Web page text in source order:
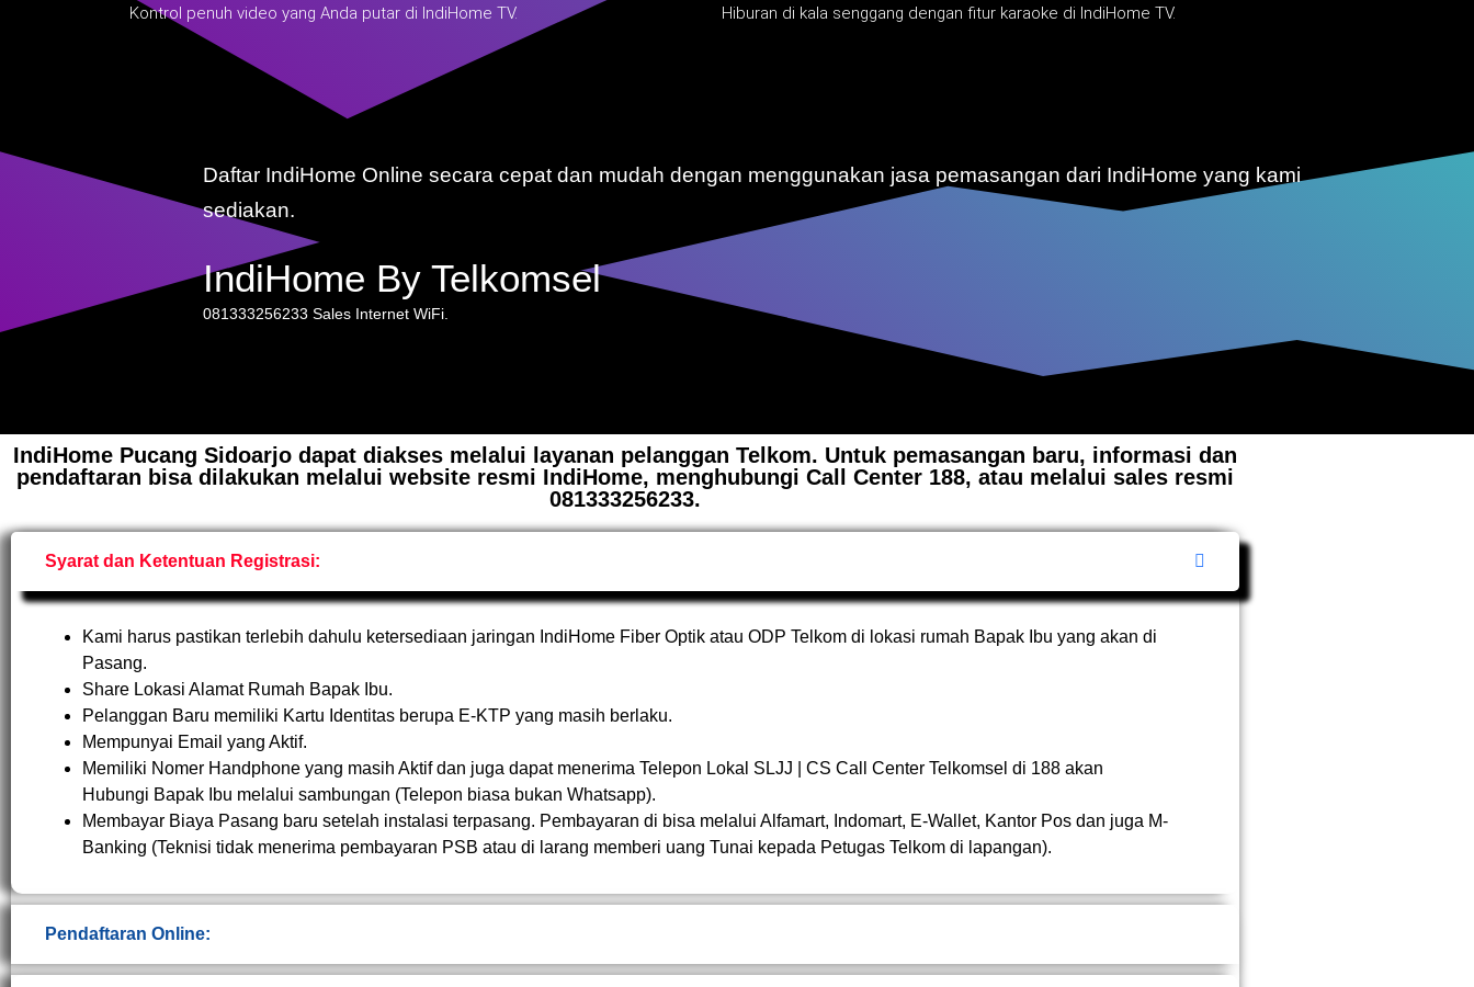
Kontrol penuh video yang Anda putar di IndiHome TV. Hiburan di kala senggang dengan fitur karaoke di IndiHome TV.
Daftar IndiHome Online secara cepat dan mudah dengan menggunakan jasa pemasangan dari IndiHome yang kami
sediakan.
IndiHome By Telkomsel
081333256233 Sales Internet WiFi.
IndiHome Pucang Sidoarjo dapat diakses melalui layanan pelanggan Telkom. Untuk pemasangan baru, informasi dan
pendaftaran bisa dilakukan melalui website resmi IndiHome, menghubungi Call Center 188, atau melalui sales resmi
081333256233.
Syarat dan Ketentuan Registrasi:
Kami harus pastikan terlebih dahulu ketersediaan jaringan IndiHome Fiber Optik atau ODP Telkom di lokasi rumah Bapak Ibu yang akan di
Pasang.
Share Lokasi Alamat Rumah Bapak Ibu.
Pelanggan Baru memiliki Kartu Identitas berupa E-KTP yang masih berlaku.
Mempunyai Email yang Aktif.
Memiliki Nomer Handphone yang masih Aktif dan juga dapat menerima Telepon Lokal SLJJ | CS Call Center Telkomsel di 188 akan
Hubungi Bapak Ibu melalui sambungan (Telepon biasa bukan Whatsapp).
Membayar Biaya Pasang baru setelah instalasi terpasang. Pembayaran di bisa melalui Alfamart, Indomart, E-Wallet, Kantor Pos dan juga M-
Banking (Teknisi tidak menerima pembayaran PSB atau di larang memberi uang Tunai kepada Petugas Telkom di lapangan).
Pendaftaran Online: